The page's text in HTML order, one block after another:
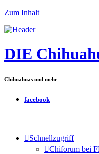
Zum Inhalt
DIE
Chihuahuas und mehr
facebook
Schnellzugriff
Chiforum bei